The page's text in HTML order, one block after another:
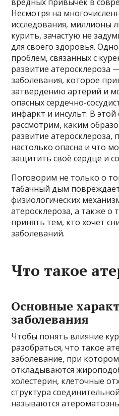
Несмотря на
исследования, миллионы
курить, зачастую не
для своего здоровья.
проблем, связанных с
развитие атеросклероза
заболевания, которое
затвердению артерий и
опасных сердечно-
инфаркт и инсульт. В
рассмотрим, каким
развитие атеросклероза,
настолько опасна и что
защитить своё сердце и
Поговорим не только о
табачный дым
физиологических
атеросклероза, а также о
принять тем, кто хочет
заболеваний.
Что такое
Основные
заболевания
Чтобы понять влияние
разобраться, что такое
заболевание, при
откладываются
холестерин, клеточные
структура
называются